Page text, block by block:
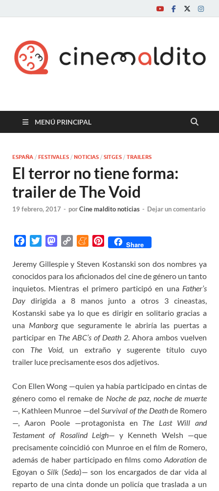
Cine maldito
MENÚ PRINCIPAL
ESPAÑA / FESTIVALES / NOTICIAS / SITGES / TRAILERS
El terror no tiene forma:
trailer de The Void
19 febrero, 2017 - porCine maldito noticias - Dejar un comentario
c
e
b
o
k
i
t
t
e
r
M
s
t
o
o
n
p
y
L
i
n
k
M
n
e
a
m
e
P
n
t
e
e
s
t
Share
Jeremy Gillespie y Steven Kostanski son dos nombres ya
conocidos para los aficionados del cine de género un tanto
inquietos. Mientras el primero participó en una Father’s
Day dirigida a 8 manos junto a otros 3 cineastas,
Kostanski sabe ya lo que es dirigir en solitario gracias a
una Manborgque seguramente le abriría las puertas a
participar en The ABC’s of Death 2. Ahora ambos vuelven
con The Void, un extraño y sugerente título cuyo
trailer luce precisamente esos dos adjetivos.
Con Ellen Wong —quien ya había participado en cintas de
género como el remake de Noche de paz, noche de muerte
—, Kathleen Munroe —delSurvival of the Deathde Romero
—, Aaron Poole —protagonista en The Last Will and
Testament of Rosalind Leigh— y Kenneth Welsh —que
precisamente coincidió con Munroe en el film de Romero,
además de haber participado en films comoAdoration de
Egoyan o Silk (Seda)— son los encargados de dar vida al
reparto de una cinta donde un policía que traslada a un